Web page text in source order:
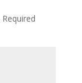
Required